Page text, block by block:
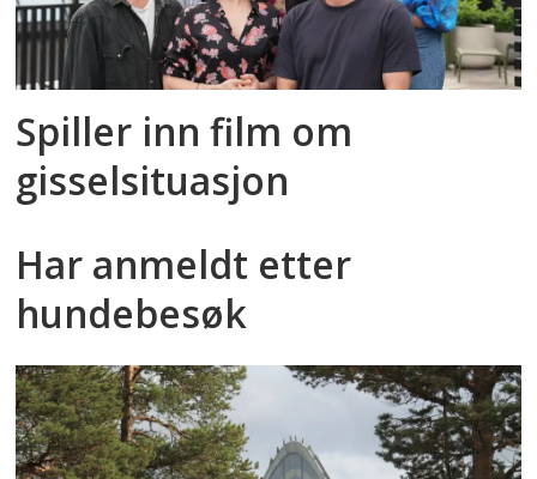
Spiller inn film om
gisselsituasjon
Har anmeldt etter
hundebesøk